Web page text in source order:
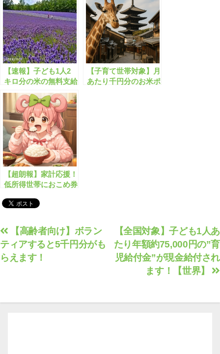
【速報】子ども1人2
キロ分の米の無料支給
が開始します！
【子育て世帯対象】月
あたり千円分のお米ポ
【超朗報】家計応援！
低所得世帯におこめ券
投
稿
ナ
【全国対象】子ども1人あ
たり年額約75,000円の”育
児給付金”が現金給付され
ます！【世界】
【高齢者向け】ボラン
ティアすると5千円分がも
らえます！